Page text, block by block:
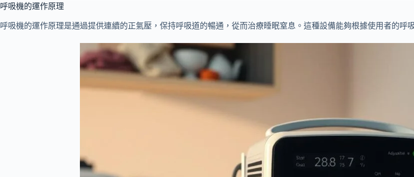
呼吸機的運作原理
呼吸機的運作原理是通過提供連續的正氣壓，保持呼吸道的暢通，從而治療睡眠窒息。這種設備能夠根據使用者的呼